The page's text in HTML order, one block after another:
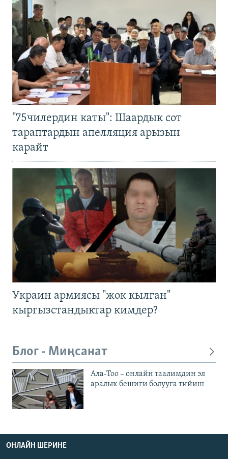
"75чилердин каты": Шаардык сот
тараптардын апелляция арызын
карайт
Украин армиясы "жок кылган"
кыргызстандыктар кимдер?
Блог - Миңсанат
Ала-Тоо – онлайн таалимдин эл
аралык бешиги болууга тийиш
ОНЛАЙН ШЕРИНЕ